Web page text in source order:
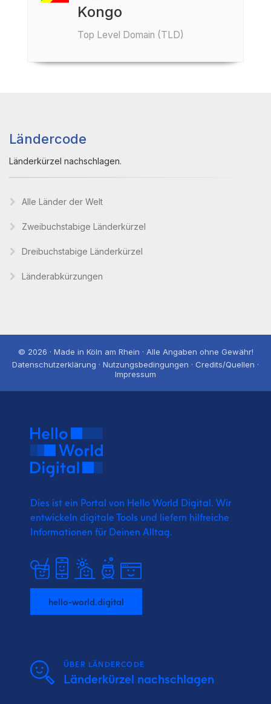
Kongo
Top Level Domain (TLD)
Ländercode
Länderkürzel nachschlagen.
Alle Länder der Welt
Zweibuchstabige Länderkürzel
Dreibuchstabige Länderkürzel
Länderabkürzungen
© 2026 · Made in Köln am Rhein · Alle Angaben ohne Gewähr!
Datenschutzerklärung · Nutzungsbedingungen · Credits/Quellen ·
Impressum
Dies ist ein Portal von Hello World Digital. Wir
entwickeln digitale Tools und liefern hilfreiche
Informationen für Deinen Alltag.
hello-world.digital
ÜBER LÄNDERCODE
Länderkürzel nachschlagen